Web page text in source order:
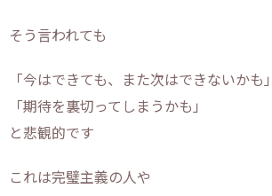
そう言われても
「今はできても、また次はできないかも」
「期待を裏切ってしまうかも」
と悲観的です
これは完璧主義の人や